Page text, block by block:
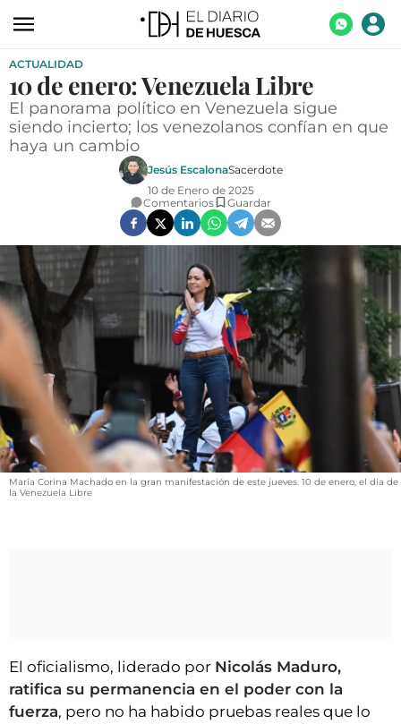
ACTUALIDAD
ECONOMÍA
TECNOLOGÍA
AGROALIMENTACIÓN
CULTURA
SOCIEDAD
OPINIÓN
GALERÍAS
VÍDEOS
CONTACTAR
FIESTAS EN EL ALTO ARAGÓN
FIESTAS DE SAN LORENZO
ESQUELAS
CLUB DEL AMIGO MILITANTE
ACTUALIDAD
10 de enero: Venezuela Libre
El panorama político en Venezuela sigue
siendo incierto; los venezolanos confían en que
haya un cambio
Jesús EscalonaSacerdote
10 de Enero de 2025
Comentarios
Guardar
María Corina Machado en la gran manifestación de este jueves. 10 de enero, el día de
la Venezuela Libre
El oficialismo, liderado por Nicolás Maduro,
ratifica su permanencia en el poder con la
fuerza, pero no ha habido pruebas reales que lo